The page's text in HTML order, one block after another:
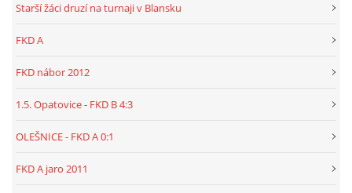
Starší žáci druzí na turnaji v Blansku
FKD A
FKD nábor 2012
1.5. Opatovice - FKD B 4:3
OLEŠNICE - FKD A 0:1
FKD A jaro 2011